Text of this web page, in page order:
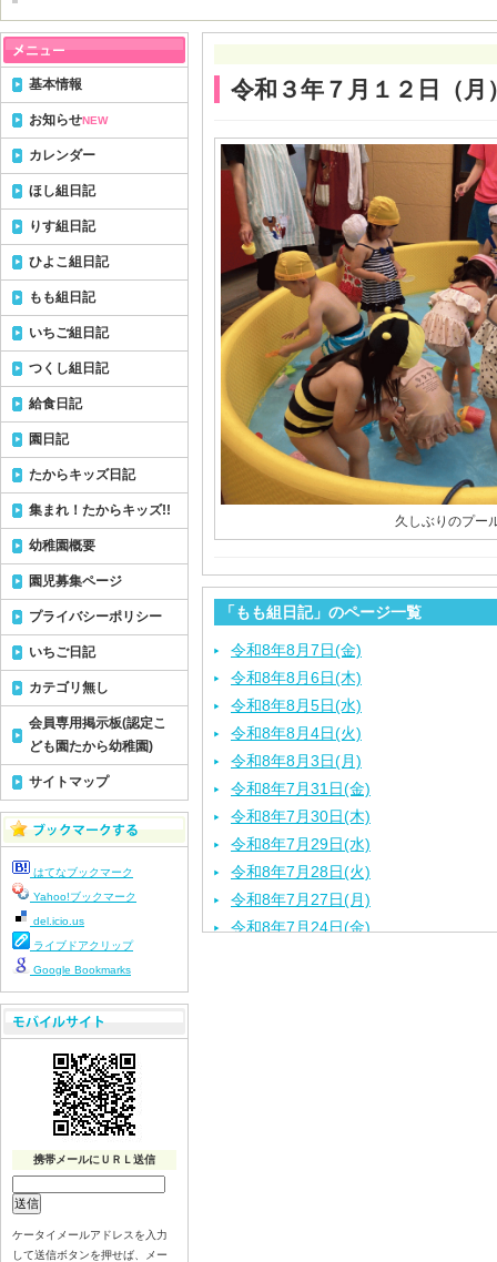
令和３年７月１２日（月
久しぶりのプー
「もも組日記」のページ一覧
令和8年8月7日(金)
令和8年8月6日(木)
令和8年8月5日(水)
令和8年8月4日(火)
令和8年8月3日(月)
令和8年7月31日(金)
令和8年7月30日(木)
令和8年7月29日(水)
令和8年7月28日(火)
令和8年7月27日(月)
令和8年7月24日(金)
基本情報
お知らせNEW
カレンダー
ほし組日記
りす組日記
ひよこ組日記
もも組日記
いちご組日記
つくし組日記
給食日記
園日記
たからキッズ日記
集まれ！たからキッズ!!
幼稚園概要
園児募集ページ
プライバシーポリシー
いちご日記
カテゴリ無し
会員専用掲示板(認定こ
ども園たから幼稚園)
サイトマップ
はてなブックマーク
Yahoo!ブックマーク
del.icio.us
ライブドアクリップ
Google Bookmarks
携帯メールにＵＲＬ送信
ケータイメールアドレスを入力
して送信ボタンを押せば、メー